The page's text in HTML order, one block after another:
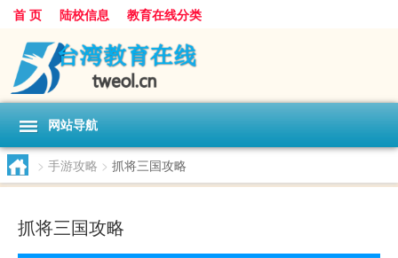
首 页 陆校信息 教育在线分类
网站导航
> 手游攻略 > 抓将三国攻略
抓将三国攻略